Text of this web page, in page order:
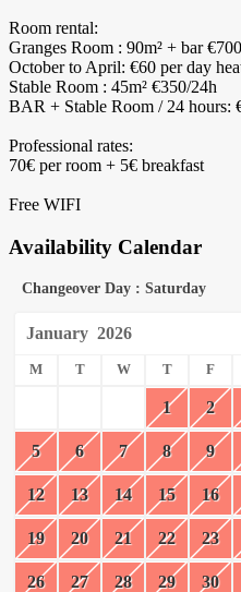
Room rental:
Granges Room : 90m² + bar
October to April: €60 per day
Stable Room : 45m² €350/24h
BAR + Stable Room / 24 hours:
Professional rates:
70€ per room + 5€ breakfast
Free WIFI
Availability Calendar
Changeover Day : Saturday
January 2026
M T W T F
1 2
5 6 7 8 9
12 13 14 15 16
19 20 21 22 23
26 27 28 29 30